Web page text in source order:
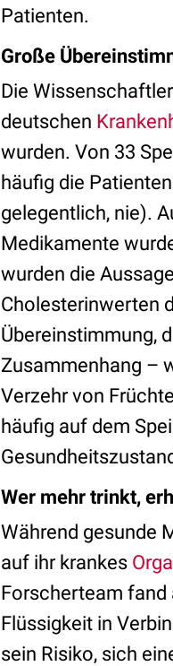
Patienten.
Große
Die
deutschen
wurden. Von 33
häufig die
gelegentlich, nie).
Medikamente
wurden die
Cholesterinwerten
Übereinstimmung,
Zusammenhang –
Verzehr von
häufig auf dem
Wer mehr trinkt,
Während gesunde
auf ihr krankes
Forscherteam fand
Flüssigkeit in
sein Risiko, sich